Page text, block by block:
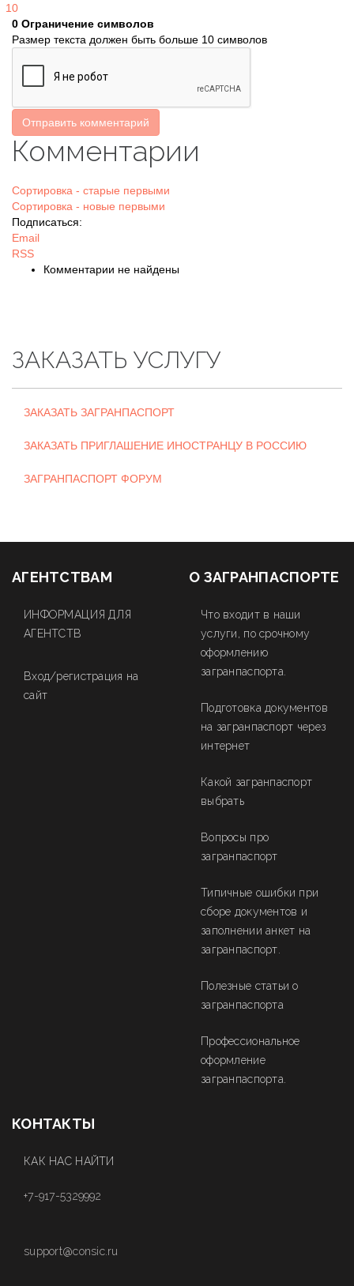
10
0 Ограничение символов
Размер текста должен быть больше 10 символов
Отправить комментарий
Комментарии
Сортировка - старые первыми
Сортировка - новые первыми
Подписаться:
Email
RSS
Комментарии не найдены
ЗАКАЗАТЬ УСЛУГУ
ЗАКАЗАТЬ ЗАГРАНПАСПОРТ
ЗАКАЗАТЬ ПРИГЛАШЕНИЕ ИНОСТРАНЦУ В РОССИЮ
ЗАГРАНПАСПОРТ ФОРУМ
АГЕНТСТВАМ
ИНФОРМАЦИЯ ДЛЯ
АГЕНТСТВ
Вход/регистрация на
сайт
О ЗАГРАНПАСПОРТЕ
Что входит в наши
услуги, по срочному
оформлению
загранпаспорта.
Подготовка документов
на загранпаспорт через
интернет
Какой загранпаспорт
выбрать
Вопросы про
загранпаспорт
Типичные ошибки при
сборе документов и
заполнении анкет на
загранпаспорт.
Полезные статьи о
загранпаспорта
Профессиональное
оформление
загранпаспорта.
КОНТАКТЫ
КАК НАС НАЙТИ
+7-917-5329992
support@consic.ru